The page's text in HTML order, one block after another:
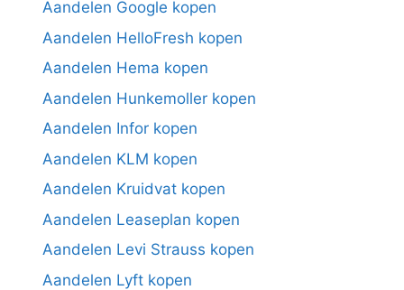
Aandelen Google kopen
Aandelen HelloFresh kopen
Aandelen Hema kopen
Aandelen Hunkemoller kopen
Aandelen Infor kopen
Aandelen KLM kopen
Aandelen Kruidvat kopen
Aandelen Leaseplan kopen
Aandelen Levi Strauss kopen
Aandelen Lyft kopen